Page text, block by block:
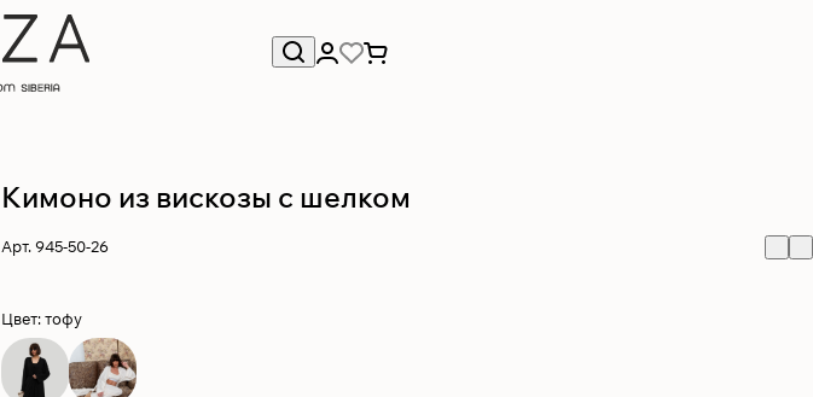
Кимоно из вискозы с шелком
Арт.945-50-26
Цвет:тофу